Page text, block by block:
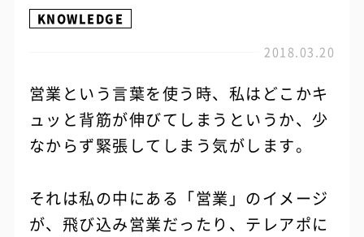
KNOWLEDGE
2018.03.20
営業という言葉を使う時、私はどこかキ
ュッと背筋が伸びてしまうというか、少
なからず緊張してしまう気がします。
それは私の中にある「営業」のイメージ
が、飛び込み営業だったり、テレアポに